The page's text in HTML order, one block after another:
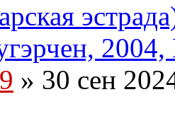
» 30 сен